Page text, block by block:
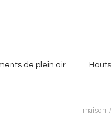
de plein air Hauts
maison